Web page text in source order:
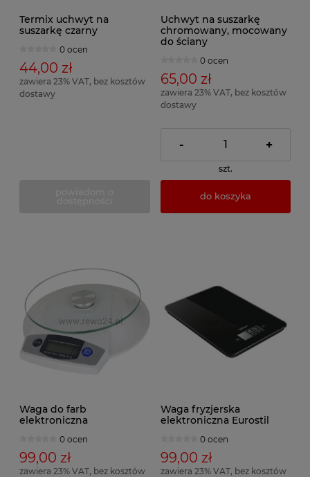
Termix uchwyt na
suszarkę czarny
0 ocen
44,00 zł
zawiera 23% VAT, bez kosztów
dostawy
Uchwyt na suszarkę
chromowany, mocowany
do ściany
0 ocen
65,00 zł
zawiera 23% VAT, bez kosztów
dostawy
- +
szt.
do koszyka
Waga do farb
elektroniczna
0 ocen
99,00 zł
zawiera 23% VAT, bez kosztów
Waga fryzjerska
elektroniczna Eurostil
0 ocen
99,00 zł
zawiera 23% VAT, bez kosztów